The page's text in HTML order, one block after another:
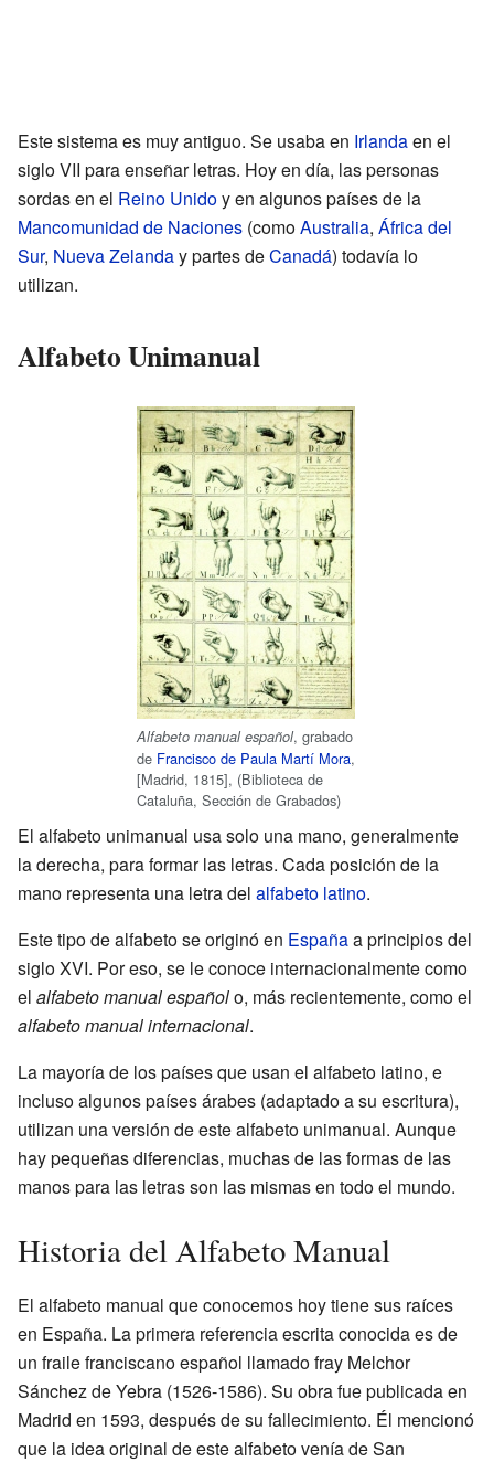
Este sistema es muy antiguo. Se usaba en Irlandaen el
siglo VII para enseñar letras. Hoy en día, las personas
sordas en el Reino Unidoy en algunos países de la
Mancomunidad de Naciones (comoAustralia, África del
Sur, Nueva Zelanday partes deCanadá) todavía lo
utilizan.
Alfabeto Unimanual
Alfabeto manual español, grabado
de Francisco de Paula Martí Mora,
[Madrid, 1815], (Biblioteca de
Cataluña, Sección de Grabados)
El alfabeto unimanual usa solo una mano, generalmente
la derecha, para formar las letras. Cada posición de la
mano representa una letra del alfabeto latino.
Este tipo de alfabeto se originó en Españaa principios del
siglo XVI. Por eso, se le conoce internacionalmente como
el alfabeto manual españolo, más recientemente, como el
alfabeto manual internacional.
La mayoría de los países que usan el alfabeto latino, e
incluso algunos países árabes (adaptado a su escritura),
utilizan una versión de este alfabeto unimanual. Aunque
hay pequeñas diferencias, muchas de las formas de las
manos para las letras son las mismas en todo el mundo.
Historia del Alfabeto Manual
El alfabeto manual que conocemos hoy tiene sus raíces
en España. La primera referencia escrita conocida es de
un fraile franciscano español llamado fray Melchor
Sánchez de Yebra (1526-1586). Su obra fue publicada en
Madrid en 1593, después de su fallecimiento. Él mencionó
que la idea original de este alfabeto venía de San